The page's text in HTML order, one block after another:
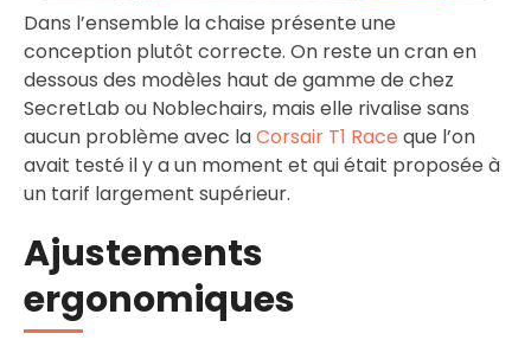
Dans l’ensemble la chaise présente une
conception plutôt correcte. On reste un cran en
dessous des modèles haut de gamme de chez
SecretLab ou Noblechairs, mais elle rivalise sans
aucun problème avec laCorsair T1 Race que l’on
avait testé il y a un moment et qui était proposée à
un tarif largement supérieur.
Ajustements
ergonomiques